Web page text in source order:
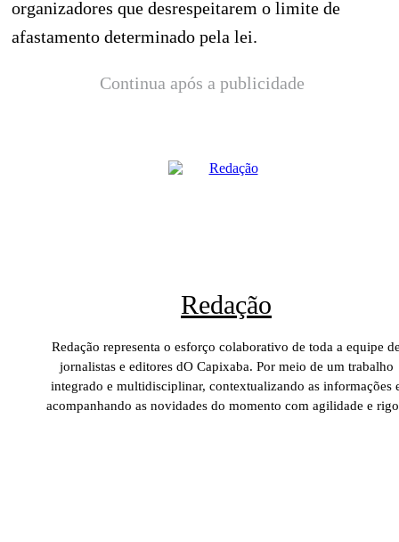
organizadores que desrespeitarem o limite de
afastamento determinado pela lei.
Continua após a publicidade
Redação
Redação representa o esforço colaborativo de toda a equipe
jornalistas e editores dO Capixaba. Por meio de um trabalho
integrado e multidisciplinar, contextualizando as informações
acompanhando as novidades do momento com agilidade e